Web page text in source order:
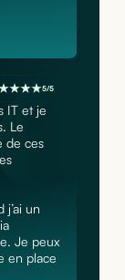
5/5
IT et je
Le
de ces
j’ai un
Je peux
en place